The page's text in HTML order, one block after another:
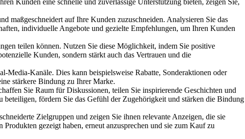
maßgeschneidert auf Ihre Kunden zuzuschneiden. Analysieren Sie das
individuelle Angebote und gezielte Empfehlungen, um Ihren Kunden
teilen können. Nutzen Sie diese Möglichkeit, indem Sie positive
Kunden, sondern stärkt auch das Vertrauen und die
Kanäle. Dies kann beispielsweise Rabatte, Sonderaktionen oder
stärkere Bindung zu Ihrer Marke.
Sie Raum für Diskussionen, teilen Sie inspirierende Geschichten und
fördern Sie das Gefühl der Zugehörigkeit und stärken die Bindung
Zielgruppen und zeigen Sie ihnen relevante Anzeigen, die sie
gezeigt haben, erneut anzusprechen und sie zum Kauf zu